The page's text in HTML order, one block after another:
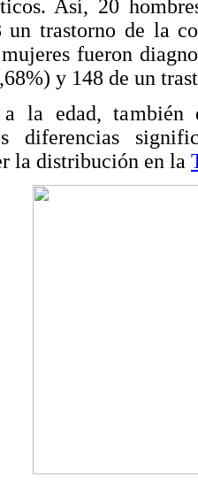
Así, 20
trastorno de la
fueron
y 148 de un
la edad, también
diferencias
la distribución en la